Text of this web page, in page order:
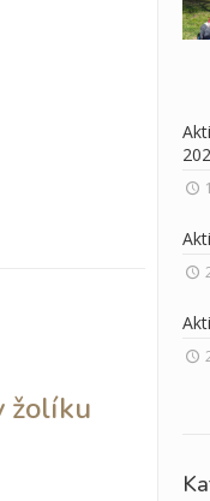
žolíku